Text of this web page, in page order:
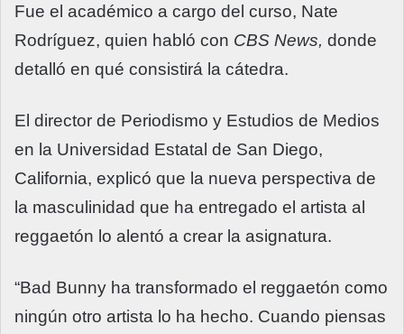
Fue el académico a cargo del curso, Nate
Rodríguez, quien habló con CBS News, donde
detalló en qué consistirá la cátedra.
El director de Periodismo y Estudios de Medios
en la Universidad Estatal de San Diego,
California, explicó que la nueva perspectiva de
la masculinidad que ha entregado el artista al
reggaetón lo alentó a crear la asignatura.
“Bad Bunny ha transformado el reggaetón como
ningún otro artista lo ha hecho. Cuando piensas